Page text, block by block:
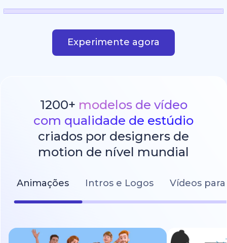
Experimente agora
1200+ modelos de vídeo
com qualidade de estúdio
criados por designers de
motion de nível mundial
Animações Intros e Logos Vídeos para